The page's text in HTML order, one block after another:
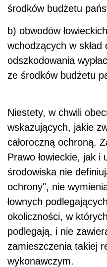
środków budżetu
b) obwodów
wchodzących w skład
odszkodowania
ze środków budżetu
Niestety, w chwili
wskazujących, jakie
całoroczną ochroną.
Prawo łowieckie, jak i
środowiska nie
ochrony", nie
łownych
okoliczności, w
podlegają, i nie
zamieszczenia takiej
wykonawczym.